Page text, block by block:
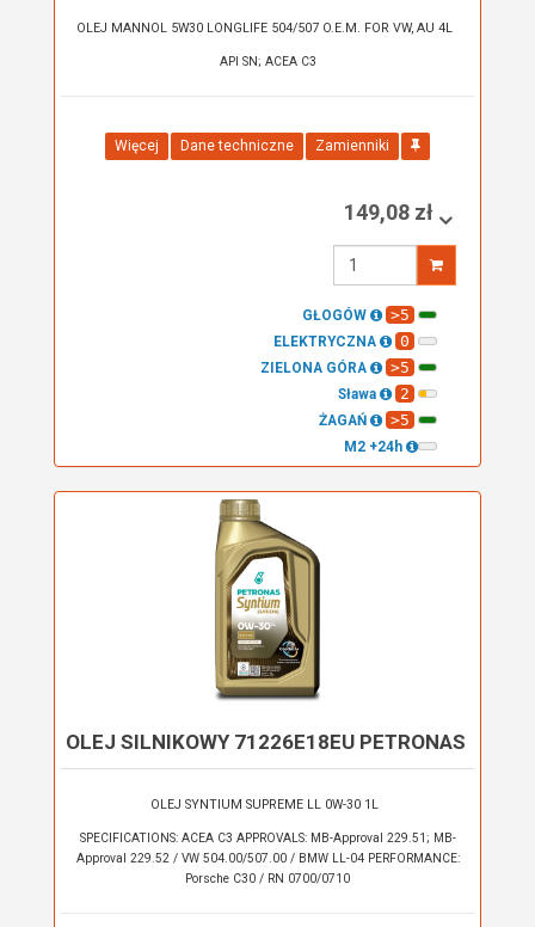
OLEJ MANNOL 5W30 LONGLIFE 504/507 O.E.M. FOR VW, AU 4L
API SN; ACEA C3
Więcej Dane techniczne Zamienniki
149,08 zł
GŁOGÓW >5
ELEKTRYCZNA 0
ZIELONA GÓRA >5
Sława 2
ŻAGAŃ >5
M2 +24h
OLEJ SILNIKOWY 71226E18EU PETRONAS
OLEJ SYNTIUM SUPREME LL 0W-30 1L
SPECIFICATIONS: ACEA C3 APPROVALS: MB-Approval 229.51; MB-
Approval 229.52 / VW 504.00/507.00 / BMW LL-04 PERFORMANCE:
Porsche C30 / RN 0700/0710